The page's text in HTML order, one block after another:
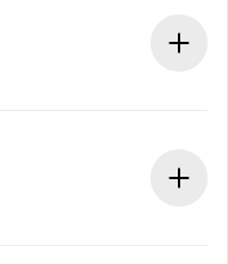
im Voraus.